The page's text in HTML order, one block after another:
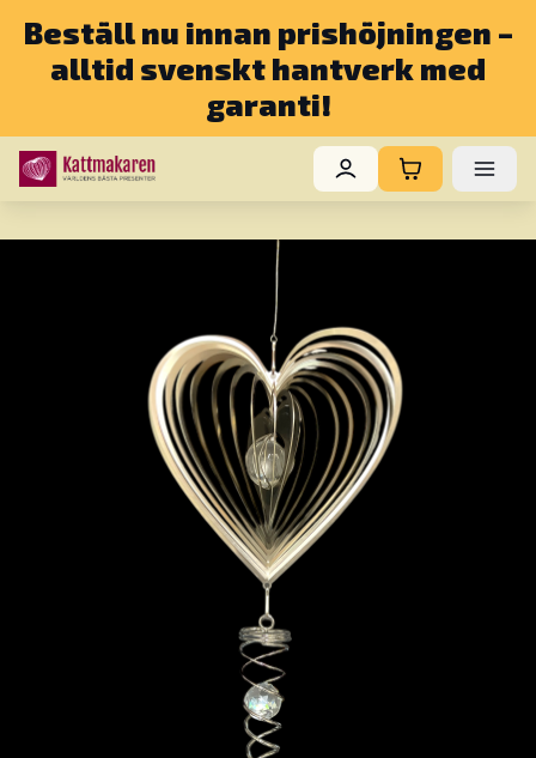
Beställ nu innan prishöjningen –
alltid svenskt hantverk med
garanti!